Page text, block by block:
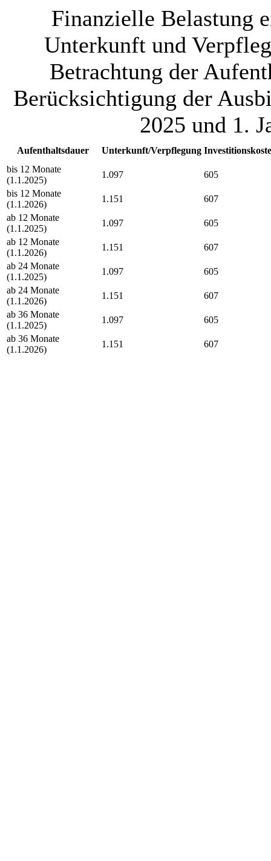
Finanzielle Belastung
Unterkunft und
Betrachtung der
Berücksichtigung der
2025 und 1.
Aufenthaltsdauer Unterkunft/Verpflegung
bis 12 Monate
(1.1.2025)
1.097
605
bis 12 Monate
(1.1.2026)
1.151
607
ab 12 Monate
(1.1.2025)
1.097
605
ab 12 Monate
(1.1.2026)
1.151
607
ab 24 Monate
(1.1.2025)
1.097
605
ab 24 Monate
(1.1.2026)
1.151
607
ab 36 Monate
(1.1.2025)
1.097
605
ab 36 Monate
(1.1.2026)
1.151 607